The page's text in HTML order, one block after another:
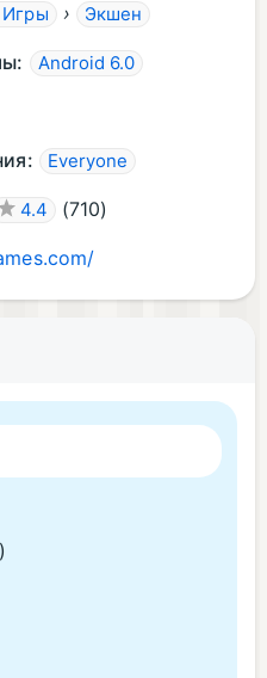
› Экшен
Android 6.0
Everyone
4.4 (710)